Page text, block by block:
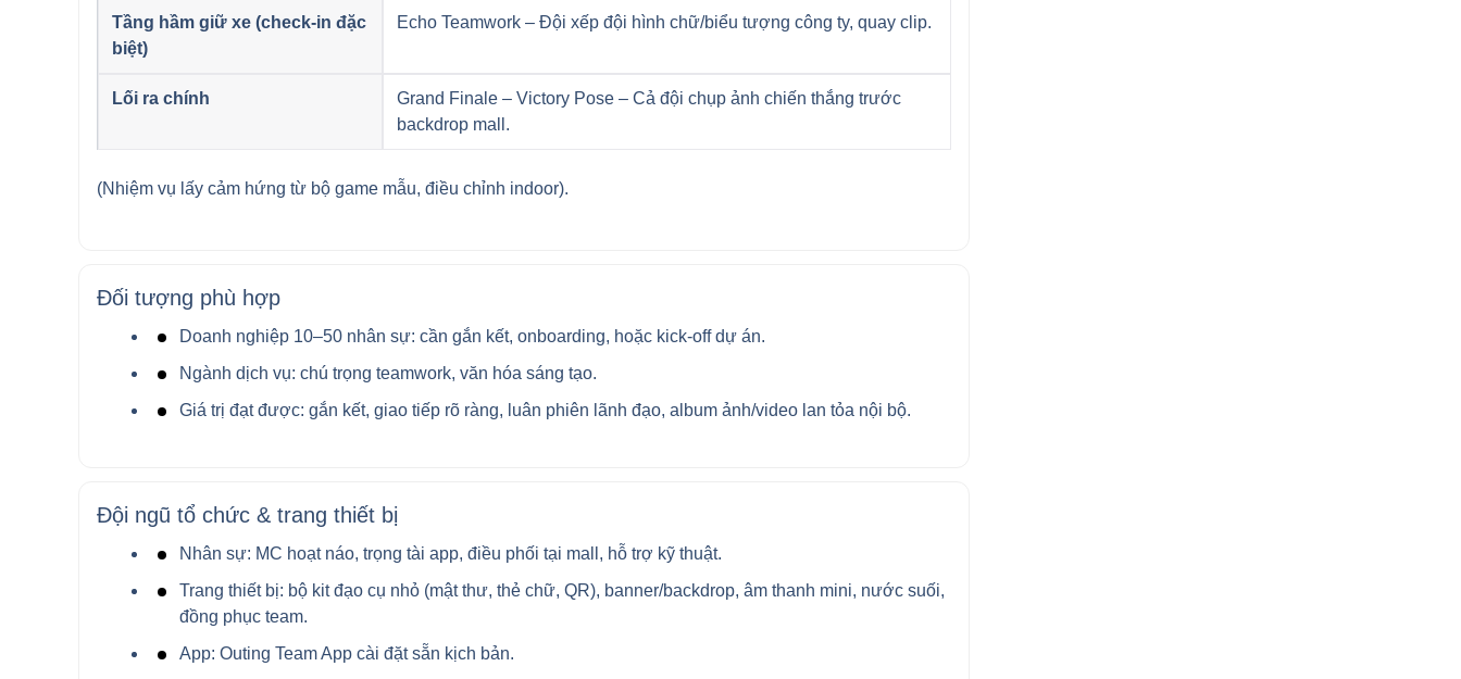
Tầng hầm giữ xe (check-in đặc
biệt)
Echo Teamwork – Đội xếp đội hình chữ/biểu tượng công ty, quay clip.
Lối ra chính
Grand Finale – Victory Pose – Cả đội chụp ảnh chiến thắng trước
backdrop mall.
(Nhiệm vụ lấy cảm hứng từ bộ game mẫu, điều chỉnh indoor).
Đối tượng phù hợp
Doanh nghiệp 10–50 nhân sự: cần gắn kết, onboarding, hoặc kick-off dự án.
Ngành dịch vụ: chú trọng teamwork, văn hóa sáng tạo.
Giá trị đạt được: gắn kết, giao tiếp rõ ràng, luân phiên lãnh đạo, album ảnh/video lan tỏa nội bộ.
Đội ngũ tổ chức & trang thiết bị
Nhân sự: MC hoạt náo, trọng tài app, điều phối tại mall, hỗ trợ kỹ thuật.
Trang thiết bị: bộ kit đạo cụ nhỏ (mật thư, thẻ chữ, QR), banner/backdrop, âm thanh mini, nước suối,
đồng phục team.
App: Outing Team App cài đặt sẵn kịch bản.